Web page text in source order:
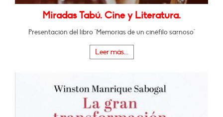
Miradas Tabú. Cine y Literatura.
Presentación del libro "Memorias de un cinéfilo sarnoso"
Leer más...